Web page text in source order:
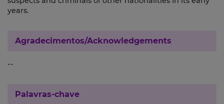
years.
Agradecimentos/Acknowledgements
--
Palavras-chave